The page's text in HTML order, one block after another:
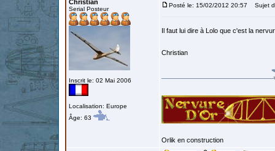
Christian
Serial Posteur
Inscrit le: 02 Mai 2006
Localisation: Europe
Âge: 63
Posté le: 15/02/2012 20:57 Sujet
Il faut lui dire à Lolo que c'est la
Christian
Orlik en construction